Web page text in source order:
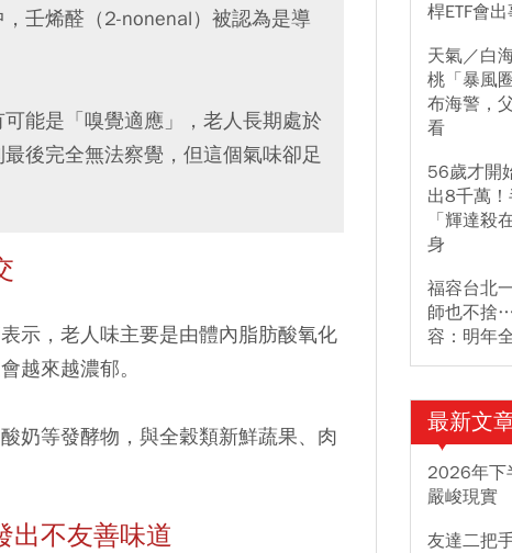
壬烯醛（2-nonenal）被認為是導
能是「嗅覺適應」，老人長期處於
後完全無法察覺，但這個氣味卻足
示，老人味主要是由體內脂肪酸氧化
越來越濃郁。
奶等發酵物，與全穀類新鮮蔬果、肉
出不友善味道
桿ETF會
天氣／白
桃「暴風
布海警，
看
56歲才開
出8千萬
「輝達殺
身
福容台北
師也不捨
容：明年
最新文
2026年下
嚴峻現實
友達二把